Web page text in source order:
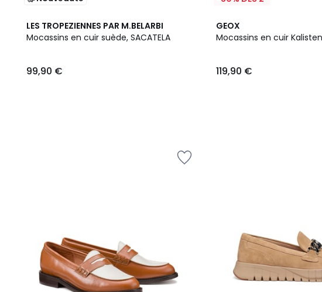
LES TROPEZIENNES PAR M.BELARBI
Mocassins en cuir suède, SACATELA
€.
99,90 €
GEOX
Mocassins en cuir
119,90 €
2
Couleurs